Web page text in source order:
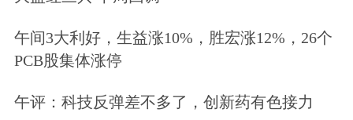
在薛洪言看来，对投资者而
资金的“空窗期”，提升了资金使用的灵
午间3大利好，生益涨10%，胜宏涨12%，26个
PCB股集体涨停
午评：科技反弹差不多了，创新药有色接力